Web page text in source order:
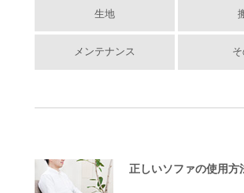
生地
メンテナンス
正しいソファの使用方